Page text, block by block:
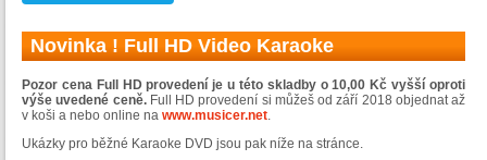
Novinka ! Full HD Video Karaoke
Pozor cena Full HD provedení je u této skladby o 10,00 Kč vyšší oproti
výše uvedené ceně.Full HD provedení si můžeš od září 2018 objednat až
v koši a nebo online na www.musicer.net.
Ukázky pro běžné Karaoke DVD jsou pak níže na stránce.